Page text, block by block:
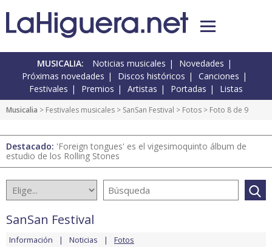
MUSICALIA: Noticias musicales
Novedades
Próximas novedades
Discos históricos
Canciones
Festivales
Premios Artistas Portadas Listas
Musicalia > Festivales musicales > SanSan Festival > Fotos > Foto 8 de 9
Destacado: 'Foreign tongues' es el vigesimoquinto álbum de
estudio de los Rolling Stones
SanSan Festival
Información Noticias Fotos